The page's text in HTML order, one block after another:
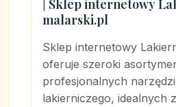
| Sklep internetowy
malarski.pl
Sklep internetowy
oferuje szeroki
profesjonalnych
lakierniczego, idealnych